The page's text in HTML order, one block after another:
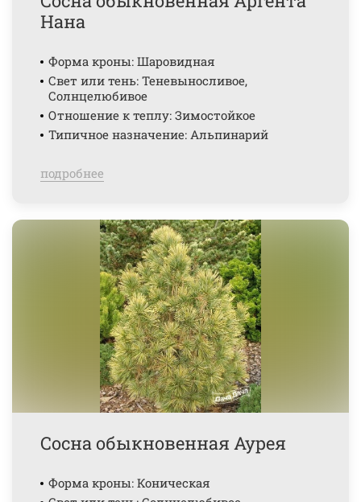
Нана
Форма кроны: Шаровидная
Свет или тень: Теневыносливое,
Солнцелюбивое
Отношение к теплу: Зимостойкое
Типичное назначение: Альпинарий
подробнее
Сосна обыкновенная Аурея
Форма кроны: Коническая